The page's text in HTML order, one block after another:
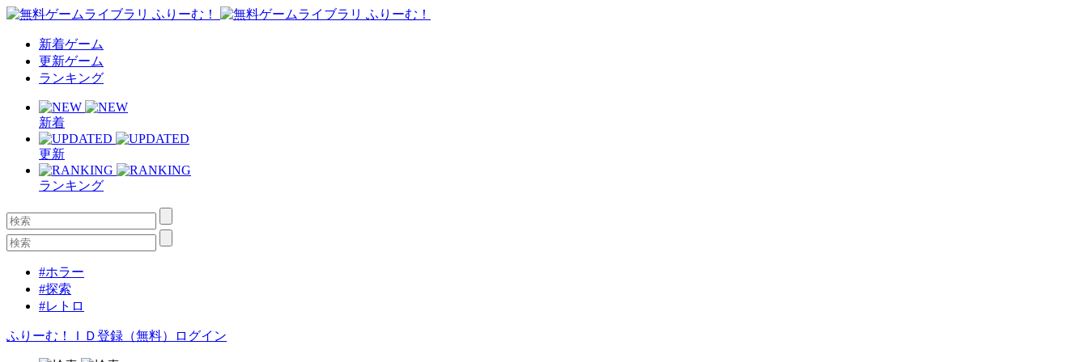
新着ゲーム
更新ゲーム
ランキング
新着
更新
ランキング
#ホラー
#探索
#レトロ
ふりーむ！ＩＤ登録（無料） ログイン